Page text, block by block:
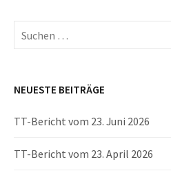
Suchen
nach:
NEUESTE BEITRÄGE
TT-Bericht vom 23. Juni 2026
TT-Bericht vom 23. April 2026